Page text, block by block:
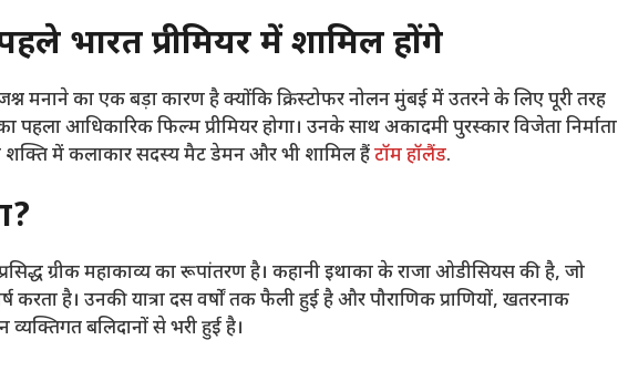
भारत प्रीमियर में शामिल होंगे
मनाने का एक बड़ा कारण है क्योंकि क्रिस्टोफर नोलन मुंबई में उतरने के लिए पूरी तरह
पहला आधिकारिक फिल्म प्रीमियर होगा। उनके साथ अकादमी पुरस्कार विजेता निर्माता
शक्ति में कलाकार सदस्य मैट डेमन और भी शामिल हैंटॉम हॉलैंड.
ग्रीक महाकाव्य का रूपांतरण है। कहानी इथाका के राजा ओडीसियस की है, जो
करता है। उनकी यात्रा दस वर्षों तक फैली हुई है और पौराणिक प्राणियों, खतरनाक
बलिदानों से भरी हुई है।